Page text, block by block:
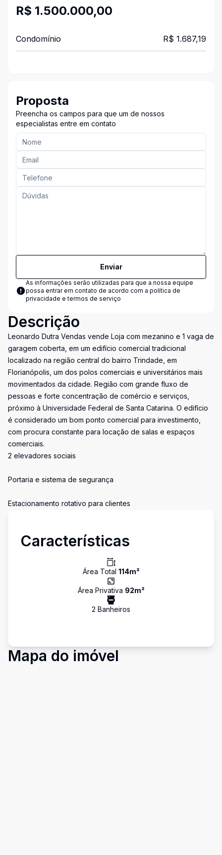
R$ 1.500.000,00
Condomínio R$ 1.687,19
Proposta
Preencha os campos para que um de nossos
especialistas entre em contato
Enviar
As informações serão utilizadas para que a nossa equipe
possa entrar em contato de acordo com a política de
privacidade e termos de serviço
Descrição
Leonardo Dutra Vendas vende Loja com mezanino e 1 vaga de
garagem coberta, em um edifício comercial tradicional
localizado na região central do bairro Trindade, em
Florianópolis, um dos polos comerciais e universitários mais
movimentados da cidade. Região com grande fluxo de
pessoas e forte concentração de comércio e serviços,
próximo à Universidade Federal de Santa Catarina. O edifício
é considerado um bom ponto comercial para investimento,
com procura constante para locação de salas e espaços
comerciais.
2 elevadores sociais
Portaria e sistema de segurança
Estacionamento rotativo para clientes
Características
Área Total 114m²
Área Privativa 92m²
2 Banheiros
Mapa do imóvel